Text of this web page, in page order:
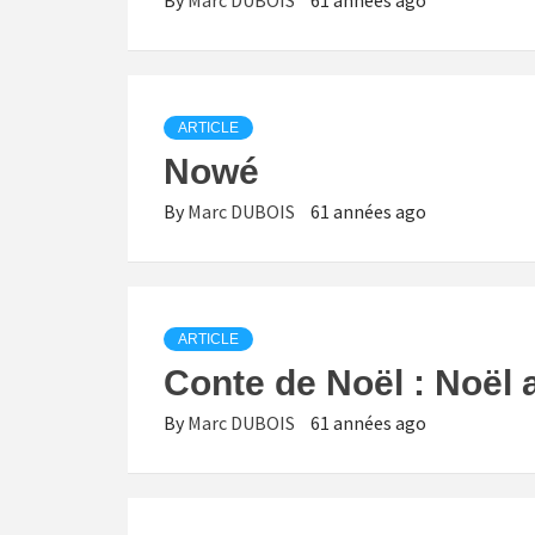
ARTICLE
Nowé
By Marc DUBOIS 61 années ago
ARTICLE
Conte de Noël : Noël
By Marc DUBOIS 61 années ago